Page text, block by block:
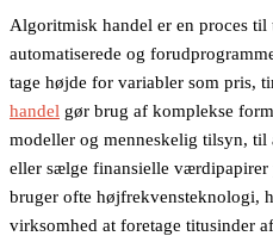
Algoritmisk handel er en proces
automatiserede og
tage højde for variabler som pris,
handel gør brug af komplekse
modeller og menneskelig tilsyn,
eller sælge finansielle værdipapirer
bruger ofte højfrekvensteknologi,
virksomhed at foretage titusinder